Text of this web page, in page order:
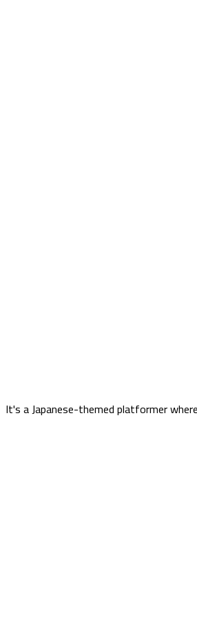
It's a Japanese-themed platformer